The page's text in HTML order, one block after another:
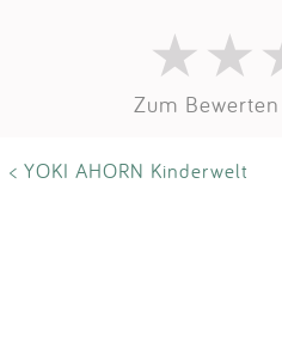
Zum
< YOKI AHORN Kinderwelt